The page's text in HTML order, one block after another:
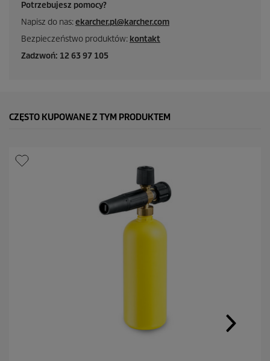
Potrzebujesz pomocy?
Napisz do nas:ekarcher.pl@karcher.com
Bezpieczeństwo produktów: kontakt
Zadzwoń: 12 63 97 105
CZĘSTO KUPOWANE Z TYM PRODUKTEM